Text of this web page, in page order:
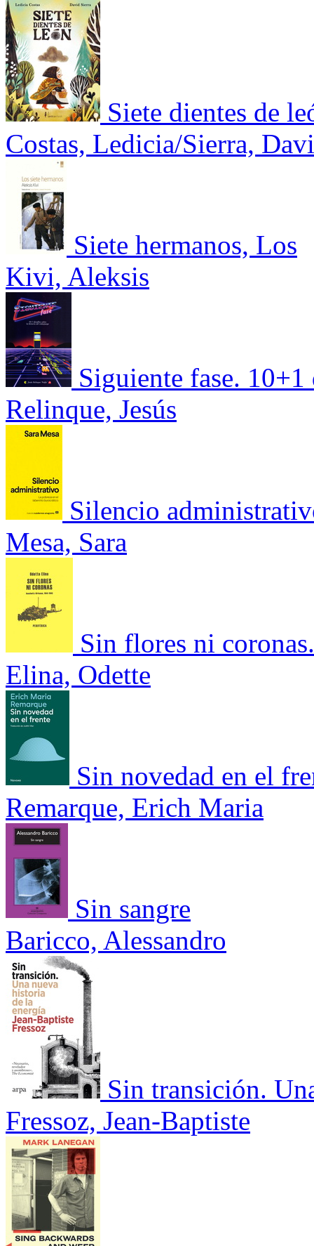
Siete dientes de
Costas, Ledicia/Sierra,
Siete hermanos, Los
Kivi, Aleksis
Siguiente fase.
Relinque, Jesús
Silencio
Mesa, Sara
Sin flores ni
Elina, Odette
Sin novedad en el
Remarque, Erich Maria
Sin sangre
Baricco, Alessandro
Sin transición.
Fressoz, Jean-Baptiste